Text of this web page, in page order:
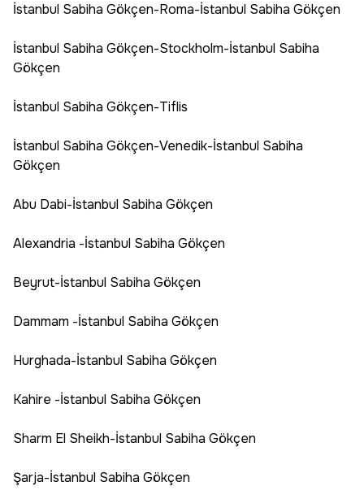
İstanbul Sabiha Gökçen-Roma-İstanbul Sabiha Gökçen
İstanbul Sabiha Gökçen-Stockholm-İstanbul Sabiha
Gökçen
İstanbul Sabiha Gökçen-Tiflis
İstanbul Sabiha Gökçen-Venedik-İstanbul Sabiha
Gökçen
Abu Dabi-İstanbul Sabiha Gökçen
Alexandria -İstanbul Sabiha Gökçen
Beyrut-İstanbul Sabiha Gökçen
Dammam -İstanbul Sabiha Gökçen
Hurghada-İstanbul Sabiha Gökçen
Kahire -İstanbul Sabiha Gökçen
Sharm El Sheikh-İstanbul Sabiha Gökçen
Şarja-İstanbul Sabiha Gökçen